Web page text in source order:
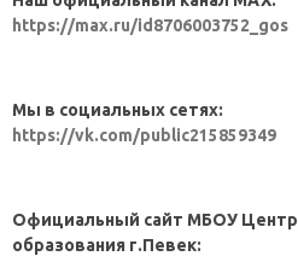
https://max.ru/id8706003752_gos
Мы в социальных сетях:
https://vk.com/public215859349
Официальный сайт МБОУ Центр
образования г.Певек: